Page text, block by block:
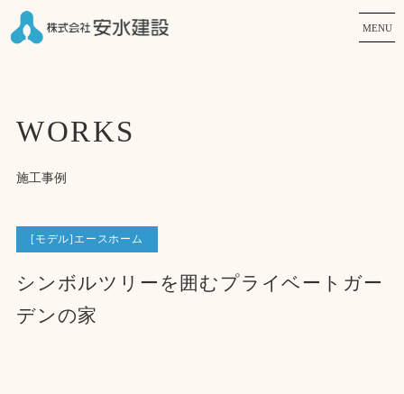
MENU
WORKS
施工事例
[モデル]エースホーム
シンボルツリーを囲むプライベートガー
デンの家